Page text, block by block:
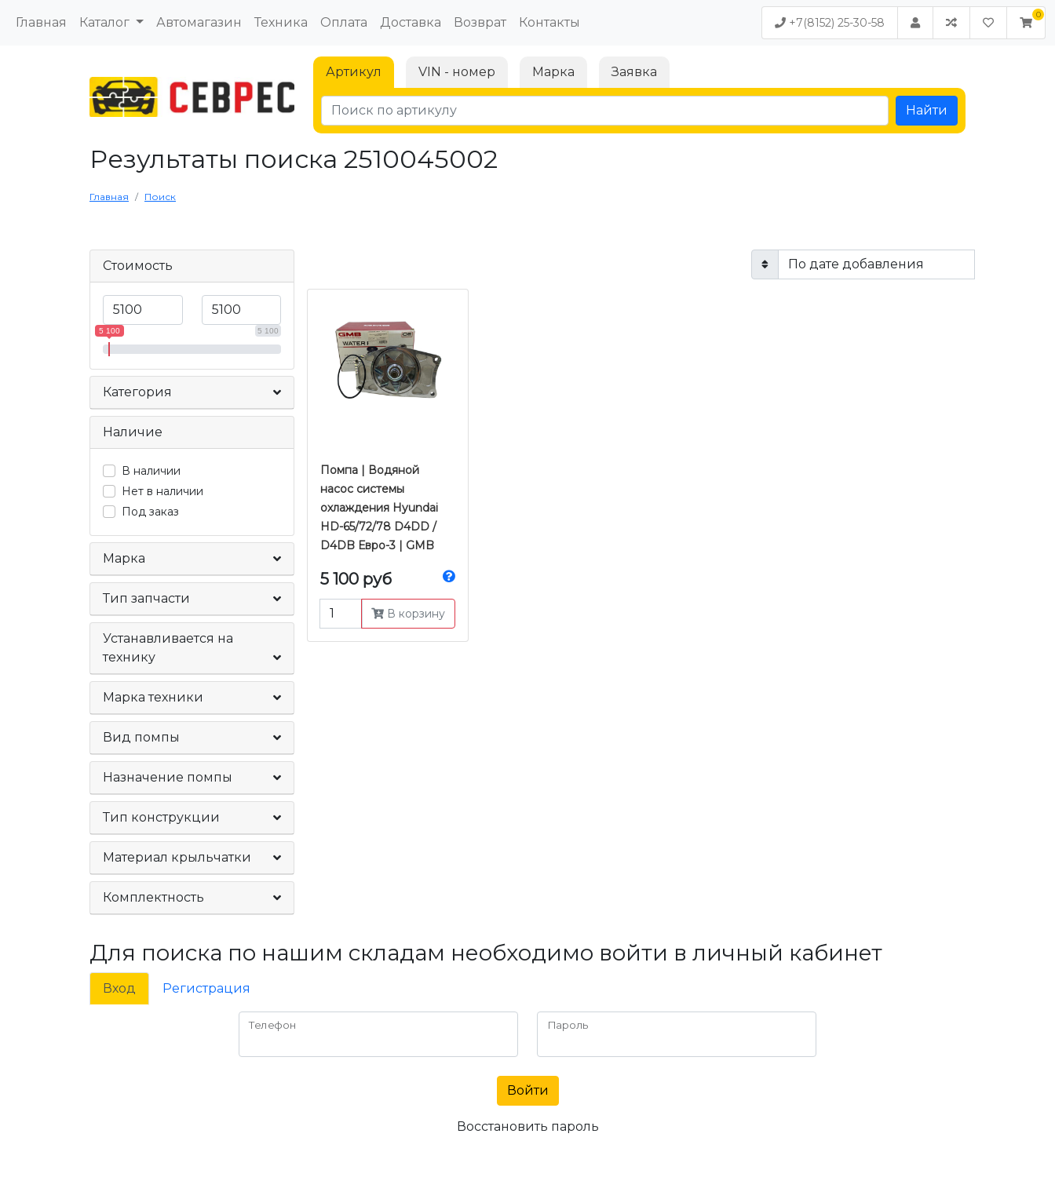
Главная Каталог Автомагазин Техника Оплата Доставка Возврат Контакты +7(8152) 25-30-58
Артикул VIN - номер Марка Заявка
Найти
Результаты поиска 2510045002
Главная Поиск
Стоимость
5 100
5 100
Наличие
В наличии
Нет в наличии
Под заказ
Марка
Тип запчасти
Устанавливается на
технику
Марка техники
Вид помпы
Назначение помпы
Тип конструкции
Материал крыльчатки
Комплектность
Категория
Помпа | Водяной
насос системы
охлаждения Hyundai
HD-65/72/78 D4DD /
D4DB Евро-3 | GMB
5 100 руб
В корзину
Для поиска по нашим складам необходимо войти в личный кабинет
Вход Регистрация
Телефон Пароль
Войти
Восстановить пароль